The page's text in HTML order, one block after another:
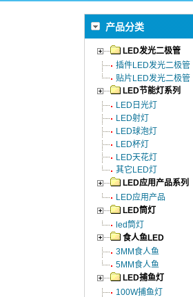
产品分类
LED发光二极管
插件LED发光二极管
贴片LED发光二极管
LED节能灯系列
LED日光灯
LED射灯
LED球泡灯
LED杯灯
LED天花灯
其它LED灯
LED应用产品系列
LED应用产品
LED筒灯
led筒灯
食人鱼LED
3MM食人鱼
5MM食人鱼
LED捕鱼灯
100W捕鱼灯